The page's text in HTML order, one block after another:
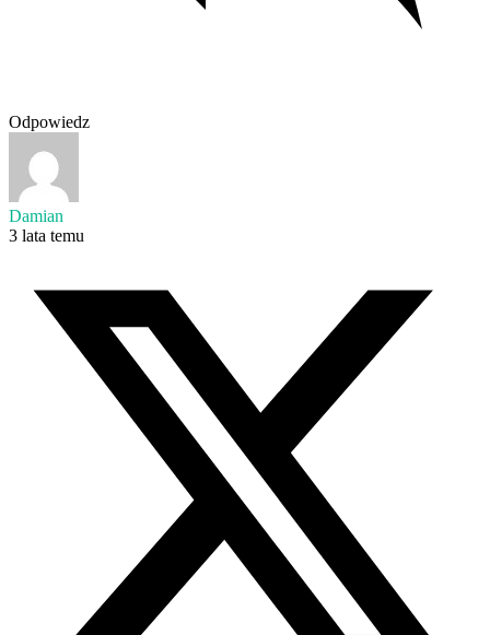
Odpowiedz
Damian
3 lata temu